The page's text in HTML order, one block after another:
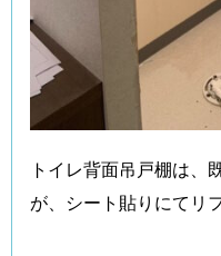
トイレ背面吊戸棚は、
が、シート貼りにてリ